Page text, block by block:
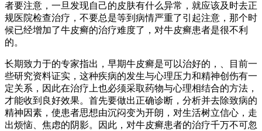
者要注意，一旦发现自己的皮肤有什么异常，就应该及时去正
规医院检查治疗，不要总是等到病情严重了引起注意，那个时
候已经增加了牛皮癣的治疗难度了，对牛皮癣患者是很不利
的。
长期致力于的专家指出，早期牛皮癣是可以治好的，、目前一
些研究资料证实，这种疾病的发生与心理压力和精神创伤有一
定关系，因此在治疗上也必须采取药物与心理相结合的方法，
才能收到良好效果。首先要做出正确诊断，分析并去除致病的
精神因素，使患者思想由沉闷变为开朗，对生活树立信心，走
出烦恼、焦虑的阴影。因此，对牛皮癣患者的治疗千万不可忽